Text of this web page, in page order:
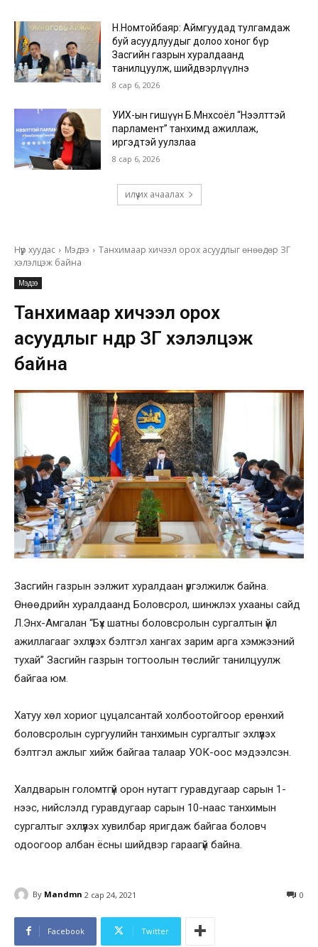
Н.Номтойбаяр: Аймгуудад тулгамдаж
буй асуудлуудыг долоо хоног бүр
Засгийн газрын хуралдаанд
танилцуулж, шийдвэрлүүлнэ
8 сар 6, 2026
УИХ-ын гишүүн Б.Мөнхсоёл “Нээлттэй
парламент” танхимд ажиллаж,
иргэдтэй уулзлаа
8 сар 6, 2026
илүү их ачаалах